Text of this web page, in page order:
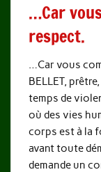
…Car
respect.
…Car vous
BELLET,
temps de
où des vies
corps est à la
avant toute
demande un